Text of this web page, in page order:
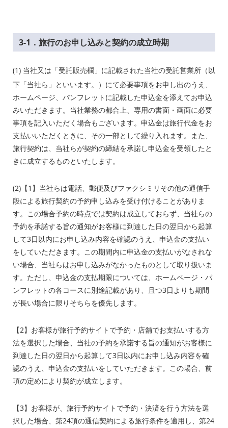
3-1．旅行のお申し込みと契約の成立時期
(1) 当社又は「受託販売欄」に記載された当社の受託営業所（以
下「当社ら」といいます。）にて必要事項をお申し出のうえ、
ホームページ、パンフレットに記載した申込金を添えてお申込
みいただきます。当社業務の都合上、専用の書面・画面に必要
事項を記入いただく場合もございます。申込金は旅行代金をお
支払いいただくときに、その一部として繰り入れます。また、
旅行契約は、当社らが契約の締結を承諾し申込金を受領したと
きに成立するものといたします。
(2)【1】当社らは電話、郵便及びファクシミリその他の通信手
段による旅行契約の予約申し込みを受け付けることがありま
す。この場合予約の時点では契約は成立しておらず、当社らの
予約を承諾する旨の通知がお客様に到達した日の翌日から起算
して3日以内にお申し込み内容を確認のうえ、申込金の支払い
をしていただきます。この期間内に申込金の支払いがなされな
い場合、当社らはお申し込みがなかったものとして取り扱いま
す。ただし、申込金の支払期限については、ホームページ・パ
ンフレットの各コースに別途記載があり、且つ3日よりも期間
が長い場合に限りそちらを優先します。
【2】お客様が旅行予約サイトで予約・店舗でお支払いする方
法を選択した場合、当社の予約を承諾する旨の通知がお客様に
到達した日の翌日から起算して3日以内にお申し込み内容を確
認のうえ、申込金の支払いをしていただきます。この場合、前
項の定めにより契約が成立します。
【3】お客様が、旅行予約サイトで予約・決済を行う方法を選
択した場合、第24項の通信契約による旅行条件を適用し、第24